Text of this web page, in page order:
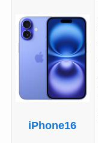
iPhone16